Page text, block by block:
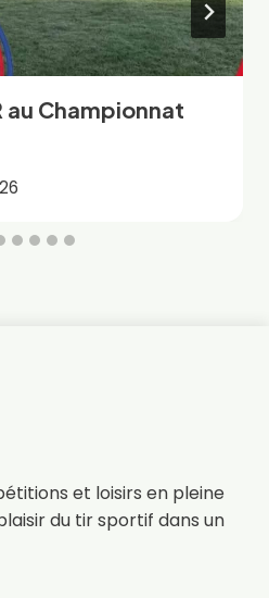
au Championnat
et loisirs en pleine
du tir sportif dans un